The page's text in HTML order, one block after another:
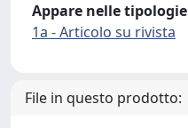
Appare nelle
1a - Articolo su rivista
File in questo prodotto: